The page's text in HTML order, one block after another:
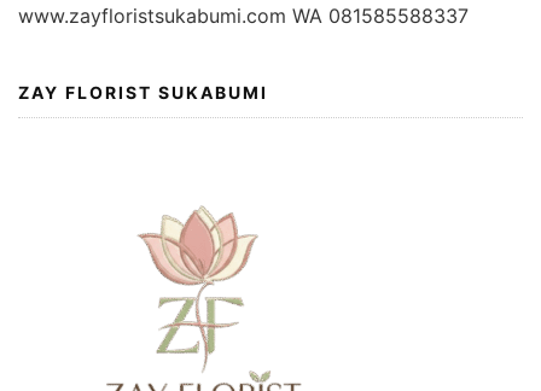
www.zayfloristsukabumi.com WA 081585588337
ZAY FLORIST SUKABUMI